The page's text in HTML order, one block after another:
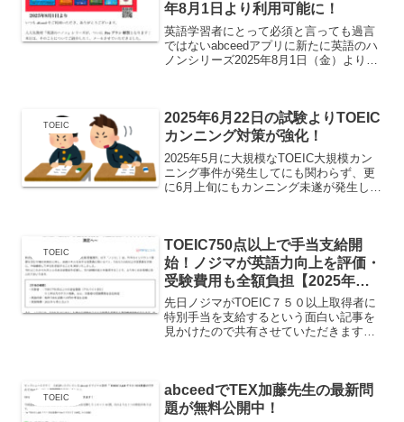
年8月1日より利用可能に！
英語学習者にとって必須と言っても過言
ではないabceedアプリに新たに英語のハ
ノンシリーズ2025年8月1日（金）より
シリーズが...
TOEIC
2025年6月22日の試験よりTOEIC
カンニング対策が強化！
2025年5月に大規模なTOEIC大規模カン
ニング事件が発生してにも関わらず、更
に6月上旬にもカンニング未遂が発生した
写真を貼...
TOEIC
TOEIC750点以上で手当支給開
始！ノジマが英語力向上を評価・
受験費用も全額負担【2025年最
新制度】
先日ノジマがTOEIC７５０以上取得者に
特別手当を支給するという面白い記事を
見かけたので共有させていただきます。
「TOEIC...
TOEIC
abceedでTEX加藤先生の最新問
題が無料公開中！